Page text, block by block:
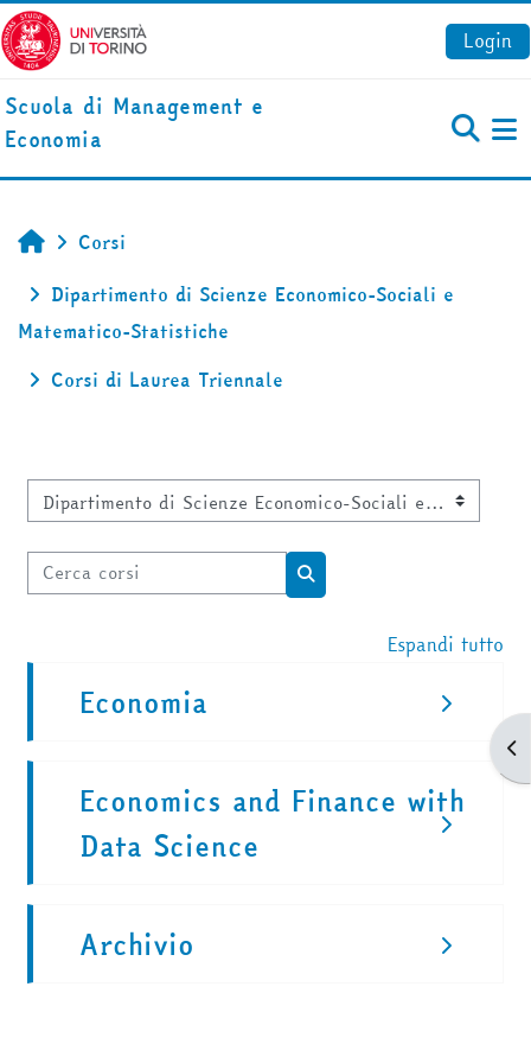
Vai al contenuto principale
Login
Scuola di Management e
Economia
Home
Corsi
Dipartimento di Scienze Economico-Sociali e
Matematico-Statistiche
Corsi di Laurea Triennale
Categorie di corso
Cerca corsi
Cerca corsi
Espandi tutto
Economia
Economics and Finance with
Data Science
Archivio